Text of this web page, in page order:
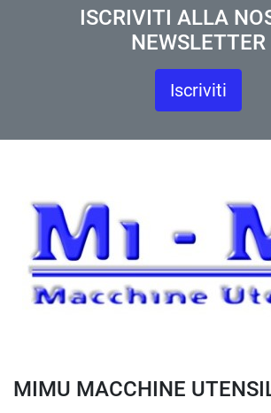
ISCRIVITI ALLA
NEWSLETTER
Iscriviti
MIMU MACCHINE